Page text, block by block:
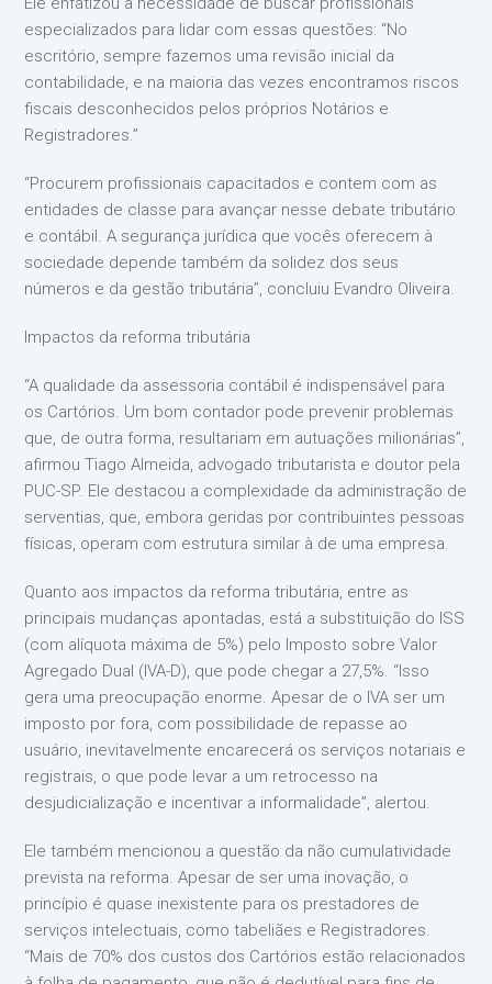
especializados para lidar com essas questões: “No
escritório, sempre fazemos uma revisão inicial da
contabilidade, e na maioria das vezes encontramos riscos
fiscais desconhecidos pelos próprios Notários e
Registradores.”
“Procurem profissionais capacitados e contem com as
entidades de classe para avançar nesse debate tributário
e contábil. A segurança jurídica que vocês oferecem à
sociedade depende também da solidez dos seus
números e da gestão tributária”, concluiu Evandro Oliveira.
Impactos da reforma tributária
“A qualidade da assessoria contábil é indispensável para
os Cartórios. Um bom contador pode prevenir problemas
que, de outra forma, resultariam em autuações milionárias”,
afirmou Tiago Almeida, advogado tributarista e doutor pela
PUC-SP. Ele destacou a complexidade da administração de
serventias, que, embora geridas por contribuintes pessoas
físicas, operam com estrutura similar à de uma empresa.
Quanto aos impactos da reforma tributária, entre as
principais mudanças apontadas, está a substituição do ISS
(com alíquota máxima de 5%) pelo Imposto sobre Valor
Agregado Dual (IVA-D), que pode chegar a 27,5%. “Isso
gera uma preocupação enorme. Apesar de o IVA ser um
imposto por fora, com possibilidade de repasse ao
usuário, inevitavelmente encarecerá os serviços notariais e
registrais, o que pode levar a um retrocesso na
desjudicialização e incentivar a informalidade”, alertou.
Ele também mencionou a questão da não cumulatividade
prevista na reforma. Apesar de ser uma inovação, o
princípio é quase inexistente para os prestadores de
serviços intelectuais, como tabeliães e Registradores.
“Mais de 70% dos custos dos Cartórios estão relacionados